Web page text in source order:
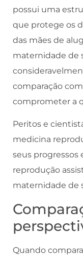
possui uma
que protege os
das mães de
maternidade de
comparação
comprometer a
Peritos e
medicina
seus progressos
reprodução
maternidade de
Quando